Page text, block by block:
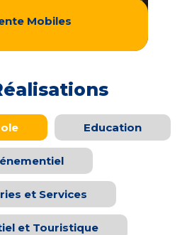
Mobiles
Education
et Services
et Touristique